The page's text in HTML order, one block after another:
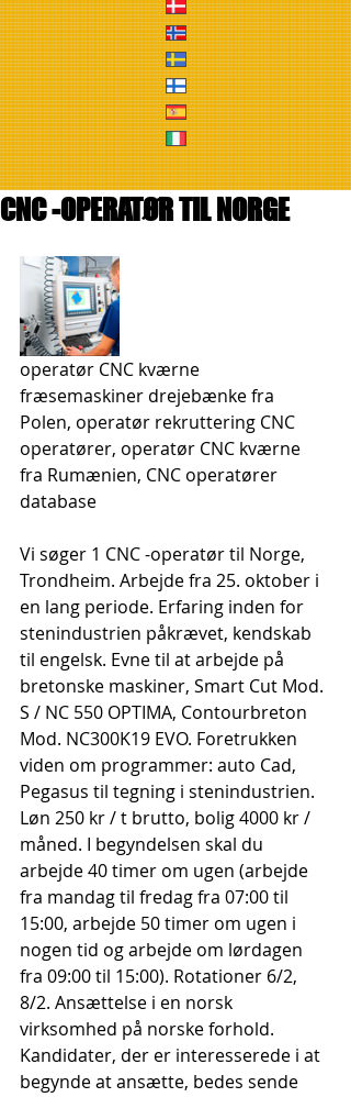
CNC -OPERATØR TIL NORGE
operatør CNC kværne
fræsemaskiner drejebænke fra
Polen, operatør rekruttering CNC
operatører, operatør CNC kværne
fra Rumænien, CNC operatører
database
Vi søger 1 CNC -operatør til Norge,
Trondheim. Arbejde fra 25. oktober i
en lang periode. Erfaring inden for
stenindustrien påkrævet, kendskab
til engelsk. Evne til at arbejde på
bretonske maskiner, Smart Cut Mod.
S / NC 550 OPTIMA, Contourbreton
Mod. NC300K19 EVO. Foretrukken
viden om programmer: auto Cad,
Pegasus til tegning i stenindustrien.
Løn 250 kr / t brutto, bolig 4000 kr /
måned. I begyndelsen skal du
arbejde 40 timer om ugen (arbejde
fra mandag til fredag ​​fra 07:00 til
15:00, arbejde 50 timer om ugen i
nogen tid og arbejde om lørdagen
fra 09:00 til 15:00). Rotationer 6/2,
8/2. Ansættelse i en norsk
virksomhed på norske forhold.
Kandidater, der er interesserede i at
begynde at ansætte, bedes sende